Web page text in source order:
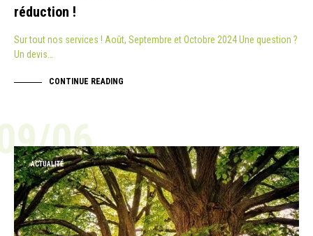
réduction !
Sur tout nos services ! Août, Septembre et Octobre 2024 Une question ?
Un devis…
CONTINUE READING
06
ACTUALITÉ